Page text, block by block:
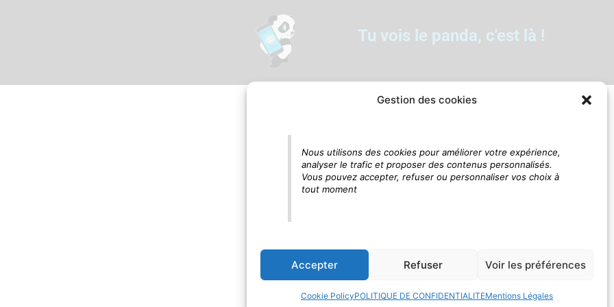
Gestion des cookies
Nous utilisons des cookies pour améliorer votre expérience,
analyser le trafic et proposer des contenus personnalisés.
Vous pouvez accepter, refuser ou personnaliser vos choix à
tout moment
Accepter Refuser Voir les préférences
Cookie PolicyPOLITIQUE DE CONFIDENTIALITEMentions Légales
Tu vois le panda, c'est là !